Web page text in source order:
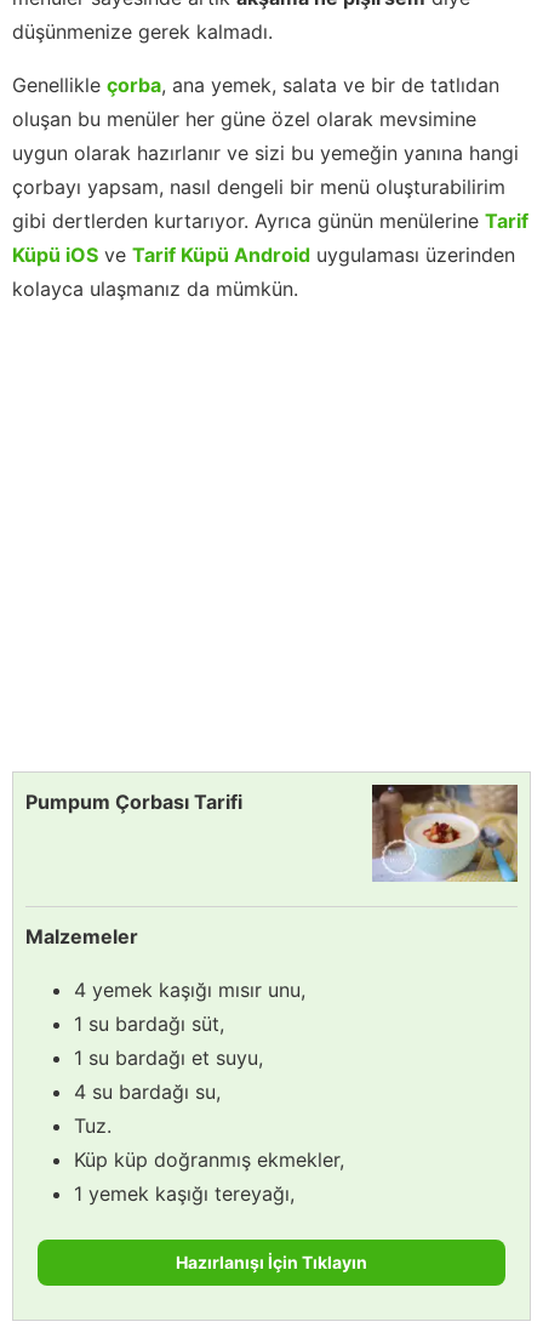
düşünmenize gerek kalmadı.
Genellikle çorba, ana yemek, salata ve bir de tatlıdan
oluşan bu menüler her güne özel olarak mevsimine
uygun olarak hazırlanır ve sizi bu yemeğin yanına hangi
çorbayı yapsam, nasıl dengeli bir menü oluşturabilirim
gibi dertlerden kurtarıyor. Ayrıca günün menülerine Tarif
Küpü iOS ve Tarif Küpü Android uygulaması üzerinden
kolayca ulaşmanız da mümkün.
Pumpum Çorbası Tarifi
Malzemeler
4 yemek kaşığı mısır unu,
1 su bardağı süt,
1 su bardağı et suyu,
4 su bardağı su,
Tuz.
Küp küp doğranmış ekmekler,
1 yemek kaşığı tereyağı,
Hazırlanışı İçin Tıklayın